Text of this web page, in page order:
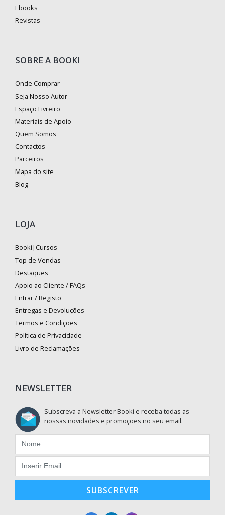
Ebooks
Revistas
SOBRE A BOOKI
Onde Comprar
Seja Nosso Autor
Espaço Livreiro
Materiais de Apoio
Quem Somos
Contactos
Parceiros
Mapa do site
Blog
LOJA
Booki|Cursos
Top de Vendas
Destaques
Apoio ao Cliente / FAQs
Entrar / Registo
Entregas e Devoluções
Termos e Condições
Política de Privacidade
Livro de Reclamações
NEWSLETTER
Subscreva a Newsletter Booki e receba todas as
nossas novidades e promoções no seu email.
SUBSCREVER